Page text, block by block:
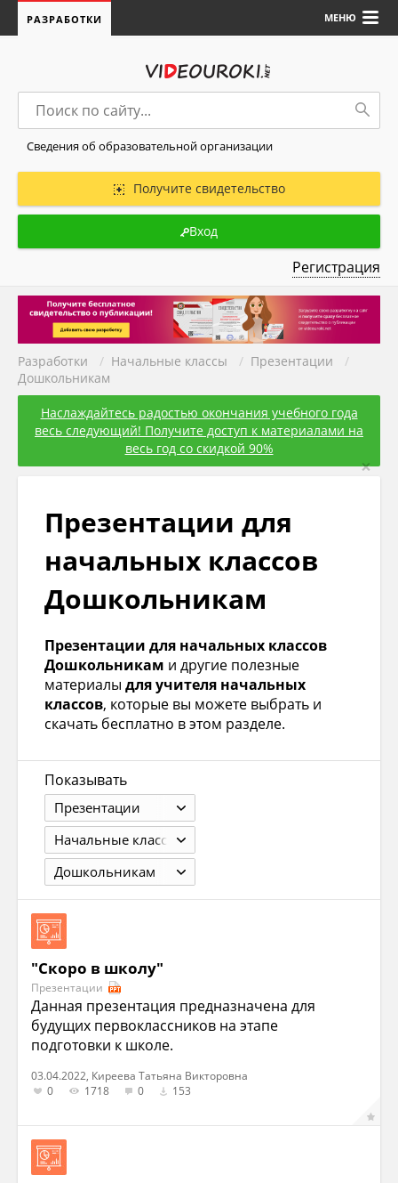
МЕНЮ
РАЗРАБОТКИ
Сведения об образовательной организации
Получите свидетельство
Вход
Регистрация
Разработки / Начальные классы / Презентации
/
Дошкольникам
Наслаждайтесь радостью окончания учебного года
весь следующий! Получите доступ к материалами на
весь год со скидкой 90%
×
Презентации для
начальных классов
Дошкольникам
Презентации для начальных классов
Дошкольникам и другие полезные
материалы для учителя начальных
классов, которые вы можете выбрать и
скачать бесплатно в этом разделе.
Показывать
Презентации
Начальные классы
Дошкольникам
"Скоро в школу"
Презентации
Данная презентация предназначена для
будущих первоклассников на этапе
подготовки к школе.
03.04.2022, Киреева Татьяна Викторовна
0
1718 0 153